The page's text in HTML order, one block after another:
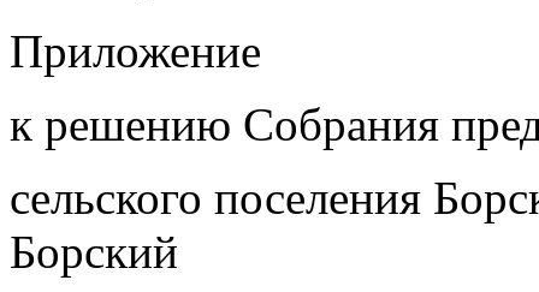
Приложение
к решению Собрания
сельского поселения
Борский